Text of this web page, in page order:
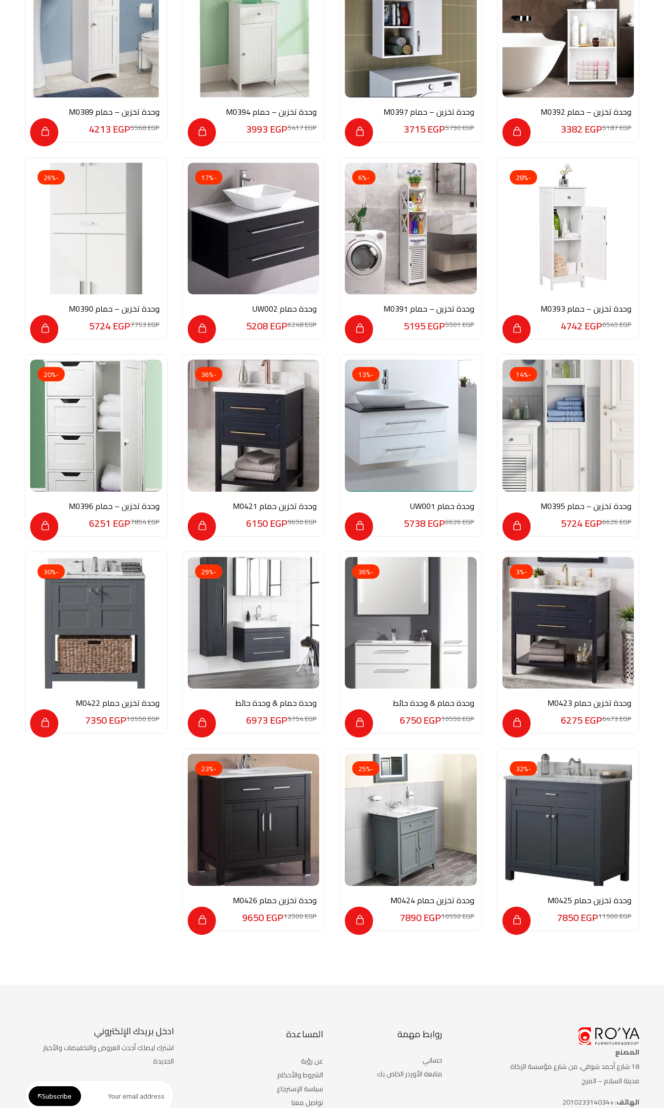
وحدة تخزين – حمام M0392
5187EGP
3382EGP
وحدة تخزين – حمام M0397
5790EGP
3715EGP
وحدة تخزين – حمام M0394
5417EGP
3993EGP
وحدة تخزين – حمام M0389
5568EGP
4213EGP
-28%
وحدة تخزين – حمام M0393
6545EGP
4742EGP
-6%
وحدة تخزين – حمام M0391
5501EGP
5195EGP
-17%
وحدة حمام UW002
6248EGP
5208EGP
-26%
وحدة تخزين – حمام M0390
7753EGP
5724EGP
-14%
وحدة تخزين – حمام M0395
6626EGP
5724EGP
-13%
وحدة حمام UW001
6626EGP
5738EGP
-36%
وحدة تخزين حمام M0421
9650EGP
6150EGP
-20%
وحدة تخزين – حمام M0396
7854EGP
6251 EGP
-3%
وحدة تخزين حمام M0423
6473EGP
6275EGP
-36%
وحدة حمام & وحدة حائط
UW003
10550EGP
6750EGP
-29%
وحدة حمام & وحدة حائط
UW004
9754EGP
6973EGP
-30%
وحدة تخزين حمام M0422
10550EGP
7350EGP
-32%
وحدة تخزين حمام M0425
11500EGP
7850EGP
-25%
وحدة تخزين حمام M0424
10550EGP
7890EGP
-23%
وحدة تخزين حمام M0426
12500EGP
9650EGP
المصنع
18 شارع أحمد شوقي، من شارع
مؤسسة الزكاة
مدينة السلام – المرج
الهاتف: +201023314034
روابط مهمة
حسابي
متابعة الأوردر الخاص بك
المساعدة
عن رؤية
الشروط والأحكام
سياسة الإسترجاع
تواصل معنا
ادخل بريدك الإلكتروني
اشترك ليصلك أحدث العروض والتخفيضات والأخبار
الجديدة
Subscribe